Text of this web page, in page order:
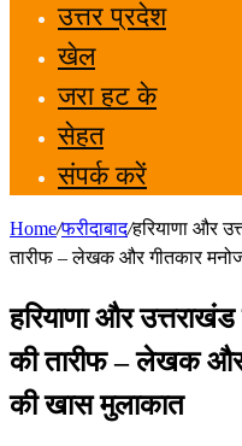
उत्तर प्रदेश
खेल
जरा हट के
सेहत
संपर्क करें
Home/फरीदाबाद/हरियाणा और
तारीफ – लेखक और गीतकार
हरियाणा और
की तारीफ – लेखक और
की खास मुलाकात